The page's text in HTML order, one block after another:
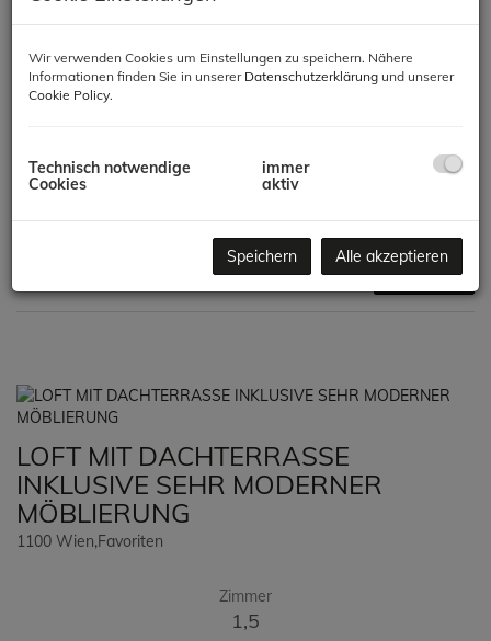
Zimmer
Filter zurücksetzen
Suchen
LOFT MIT DACHTERRASSE
INKLUSIVE SEHR MODERNER
MÖBLIERUNG
1100 Wien,Favoriten
Zimmer
1,5
Wir verwenden Cookies um Einstellungen zu speichern. Nähere
Informationen finden Sie in unserer Datenschutzerklärung und unserer
Cookie Policy.
Technisch notwendige
Cookies
immer
aktiv
Speichern Alle akzeptieren